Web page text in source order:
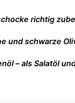
richtig
und schwarze
– als Salatöl